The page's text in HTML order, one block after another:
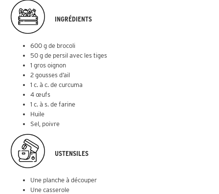
INGRÉDIENTS
600 g de brocoli
50 g de persil avec les tiges
1 gros oignon
2 gousses d’ail
1 c. à c. de curcuma
4 œufs
1 c. à s. de farine
Huile
Sel, poivre
USTENSILES
Une planche à découper
Une casserole